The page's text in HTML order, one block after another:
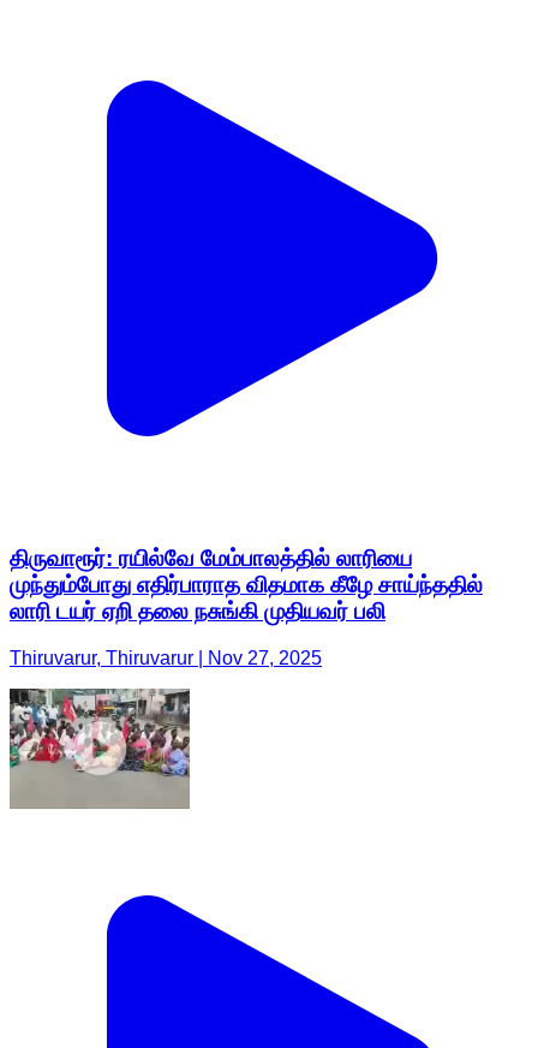
திருவாரூர்: ரயில்வே மேம்பாலத்தில் லாரியை
முந்தும்போது எதிர்பாராத விதமாக கீழே சாய்ந்ததில்
லாரி டயர் ஏறி தலை நசுங்கி முதியவர் பலி
Thiruvarur, Thiruvarur | Nov 27, 2025